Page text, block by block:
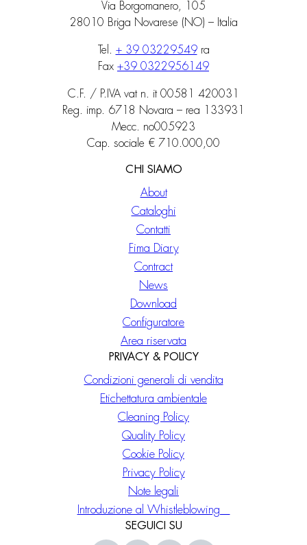
Via Borgomanero, 105
28010 Briga Novarese (NO) – Italia
Tel. + 39 03229549ra
Fax +39 0322956149
C.F. / P.IVA vat n. it 00581 420031
Reg. imp. 6718 Novara – rea 133931
Mecc. no005923
Cap. sociale € 710.000,00
CHI SIAMO
About
Cataloghi
Contatti
Fima Diary
Contract
News
Download
Configuratore
Area riservata
PRIVACY & POLICY
Condizioni generali di vendita
Etichettatura ambientale
Cleaning Policy
Quality Policy
Cookie Policy
Privacy Policy
Note legali
Introduzione al Whistleblowing
SEGUICI SU